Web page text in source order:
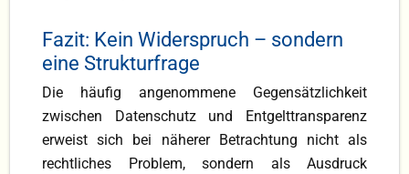
Fazit: Kein Widerspruch – sondern
eine Strukturfrage
Die häufig angenommene Gegensätzlichkeit
zwischen Datenschutz und Entgelttransparenz
erweist sich bei näherer Betrachtung nicht als
rechtliches Problem, sondern als Ausdruck